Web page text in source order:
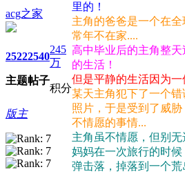
acg之家
2522
主题
2540
帖子
245
万
积分
版主
里的！
主角的爸爸是一个在
常年不在家....
高中毕业后的主角整
的生活！
但是平静的生活因为一
某天主角犯下了一个
照片，于是受到了威
不情愿的事情...
主角虽不情愿，但别
妈妈在一次旅行的时
弹击落，掉落到一个荒